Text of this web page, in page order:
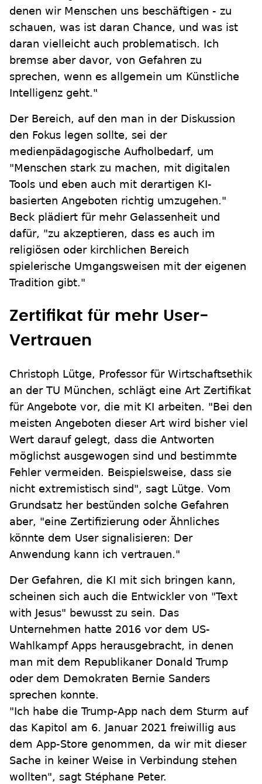
denen wir Menschen uns beschäftigen - zu
schauen, was ist daran Chance, und was ist
daran vielleicht auch problematisch. Ich
bremse aber davor, von Gefahren zu
sprechen, wenn es allgemein um Künstliche
Intelligenz geht."
Der Bereich, auf den man in der Diskussion
den Fokus legen sollte, sei der
medienpädagogische Aufholbedarf, um
"Menschen stark zu machen, mit digitalen
Tools und eben auch mit derartigen KI-
basierten Angeboten richtig umzugehen."
Beck plädiert für mehr Gelassenheit und
dafür, "zu akzeptieren, dass es auch im
religiösen oder kirchlichen Bereich
spielerische Umgangsweisen mit der eigenen
Tradition gibt."
Zertifikat für mehr User-
Vertrauen
Christoph Lütge, Professor für Wirtschaftsethik
an der TU München, schlägt eine Art Zertifikat
für Angebote vor, die mit KI arbeiten. "Bei den
meisten Angeboten dieser Art wird bisher viel
Wert darauf gelegt, dass die Antworten
möglichst ausgewogen sind und bestimmte
Fehler vermeiden. Beispielsweise, dass sie
nicht extremistisch sind", sagt Lütge. Vom
Grundsatz her bestünden solche Gefahren
aber, "eine Zertifizierung oder Ähnliches
könnte dem User signalisieren: Der
Anwendung kann ich vertrauen."
Der Gefahren, die KI mit sich bringen kann,
scheinen sich auch die Entwickler von "Text
with Jesus" bewusst zu sein. Das
Unternehmen hatte 2016 vor dem US-
Wahlkampf Apps herausgebracht, in denen
man mit dem Republikaner Donald Trump
oder dem Demokraten Bernie Sanders
sprechen konnte.
"Ich habe die Trump-App nach dem Sturm auf
das Kapitol am 6. Januar 2021 freiwillig aus
dem App-Store genommen, da wir mit dieser
Sache in keiner Weise in Verbindung stehen
wollten", sagt Stéphane Peter.